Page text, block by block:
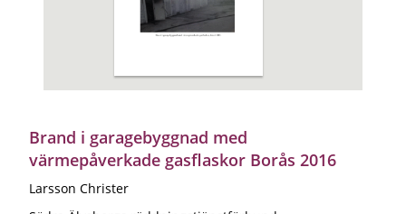
Brand i garagebyggnad med
värmepåverkade gasflaskor Borås 2016
Larsson Christer